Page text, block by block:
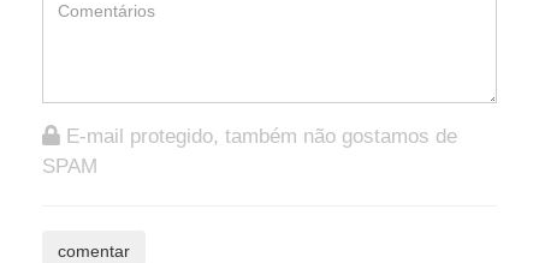
E-mail protegido, também não gostamos de
SPAM